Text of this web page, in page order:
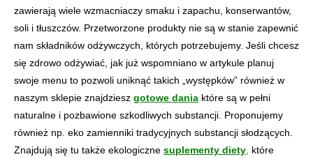
zawierają wiele wzmacniaczy smaku i zapachu, konserwantów,
soli i tłuszczów. Przetworzone produkty nie są w stanie zapewnić
nam składników odżywczych, których potrzebujemy. Jeśli chcesz
się zdrowo odżywiać, jak już wspomniano w artykule planuj
swoje menu to pozwoli uniknąć takich „występków” również w
naszym sklepie znajdziesz gotowe dania które są w pełni
naturalne i pozbawione szkodliwych substancji. Proponujemy
również np. eko zamienniki tradycyjnych substancji słodzących.
Znajdują się tu także ekologiczne suplementy diety, które